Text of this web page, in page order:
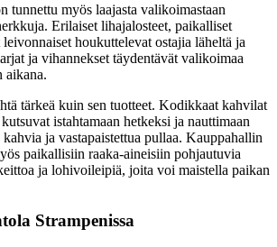
tunnettu myös laajasta valikoimastaan
Erilaiset lihajalosteet, paikalliset
houkuttelevat ostajia läheltä ja
ja vihannekset täydentävät valikoimaa
aikana.
tärkeä kuin sen tuotteet. Kodikkaat kahvilat
istahtamaan hetkeksi ja nauttimaan
ja vastapaistettua pullaa. Kauppahallin
paikallisiin raaka-aineisiin pohjautuvia
ja lohivoileipiä, joita voi maistella paikan
Strampenissa